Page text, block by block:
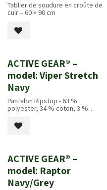
Tablier de soudure en croûte de
cuir – 60 × 90 cm
Nouveau!
ACTIVE GEAR® –
model: Viper Stretch
Navy
Pantalon Ripstop - 63 %
polyester, 34 % coton, 3 %
Nouveau!
ACTIVE GEAR® –
model: Raptor
Navy/Grey